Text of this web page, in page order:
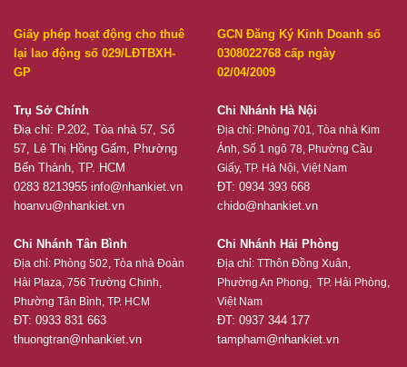
Giấy phép hoạt động cho thuê
lại lao động số 029/LĐTBXH-
GP
Trụ Sở Chính
Điạ chỉ: P.202, Tòa nhà 57, Số
57, Lê Thị Hồng Gấm, Phường
Bến Thành, TP. HCM
0283 8213955 info@nhankiet.vn
hoanvu@nhankiet.vn
Chi Nhánh Tân Bình
Địa chỉ: Phòng 502, Tòa nhà Đoàn
Hải Plaza, 756 Trường Chinh,
Phường Tân Bình, TP. HCM
ĐT: 0933 831 663
thuongtran@nhankiet.vn
GCN Đăng Ký Kinh Doanh số
0308022768 cấp ngày
02/04/2009
Chi Nhánh Hà Nội
Địa chỉ: Phòng 701, Tòa nhà Kim
Ánh, Số 1 ngõ 78, Phường Cầu
Giấy, TP. Hà Nội, Việt Nam
ĐT: 0934 393 668
chido@nhankiet.vn
Chi Nhánh Hải Phòng
Địa chỉ: TThôn Đồng Xuân,
Phường An Phong, TP. Hải Phòng,
Việt Nam
ĐT: 0937 344 177
tampham@nhankiet.vn